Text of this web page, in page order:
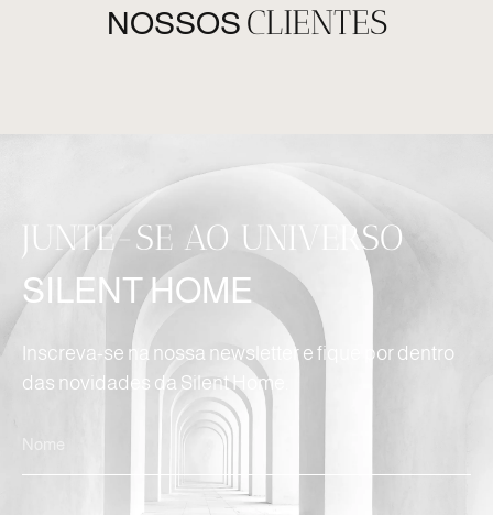
NOSSOS CLIENTES
JUNTE-SE AO UNIVERSO
SILENT HOME
Inscreva-se na nossa newsletter e fique por dentro
das novidades da Silent Home.